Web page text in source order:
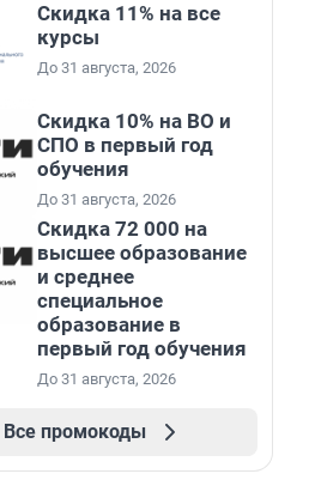
Скидка 11% на все
курсы
До 31 августа, 2026
Скидка 10% на ВО и
СПО в первый год
обучения
До 31 августа, 2026
Скидка 72 000 на
высшее образование
и среднее
специальное
образование в
первый год обучения
До 31 августа, 2026
Все промокоды